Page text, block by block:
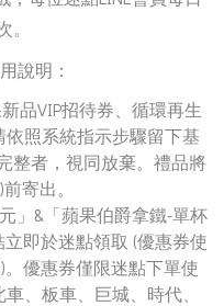
說明：
品VIP招待券、循環再生
照系統指示步驟留下基
整者，視同放棄。禮品將
寄出。
」&「蘋果伯爵拿鐵-單杯
即於迷點領取 (優惠券使
優惠券僅限迷點下單使
、板車、巨城、時代、